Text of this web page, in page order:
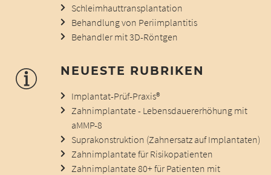
Schleimhauttransplantation
Behandlung von Periimplantitis
Behandler mit 3D-Röntgen
NEUESTE RUBRIKEN
Implantat-Prüf-Praxis®
Zahnimplantate - Lebensdauererhöhung mit
aMMP-8
Suprakonstruktion (Zahnersatz auf Implantaten)
Zahnimplantate für Risikopatienten
Zahnimplantate 80+ für Patienten mit